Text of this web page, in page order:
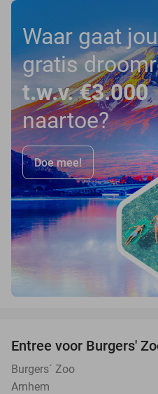
Waar gaat
gratis
t.w.v. €3.000
naartoe?
Doe mee!
Entree voor Burgers'
Burgers´ Zoo
Arnhem